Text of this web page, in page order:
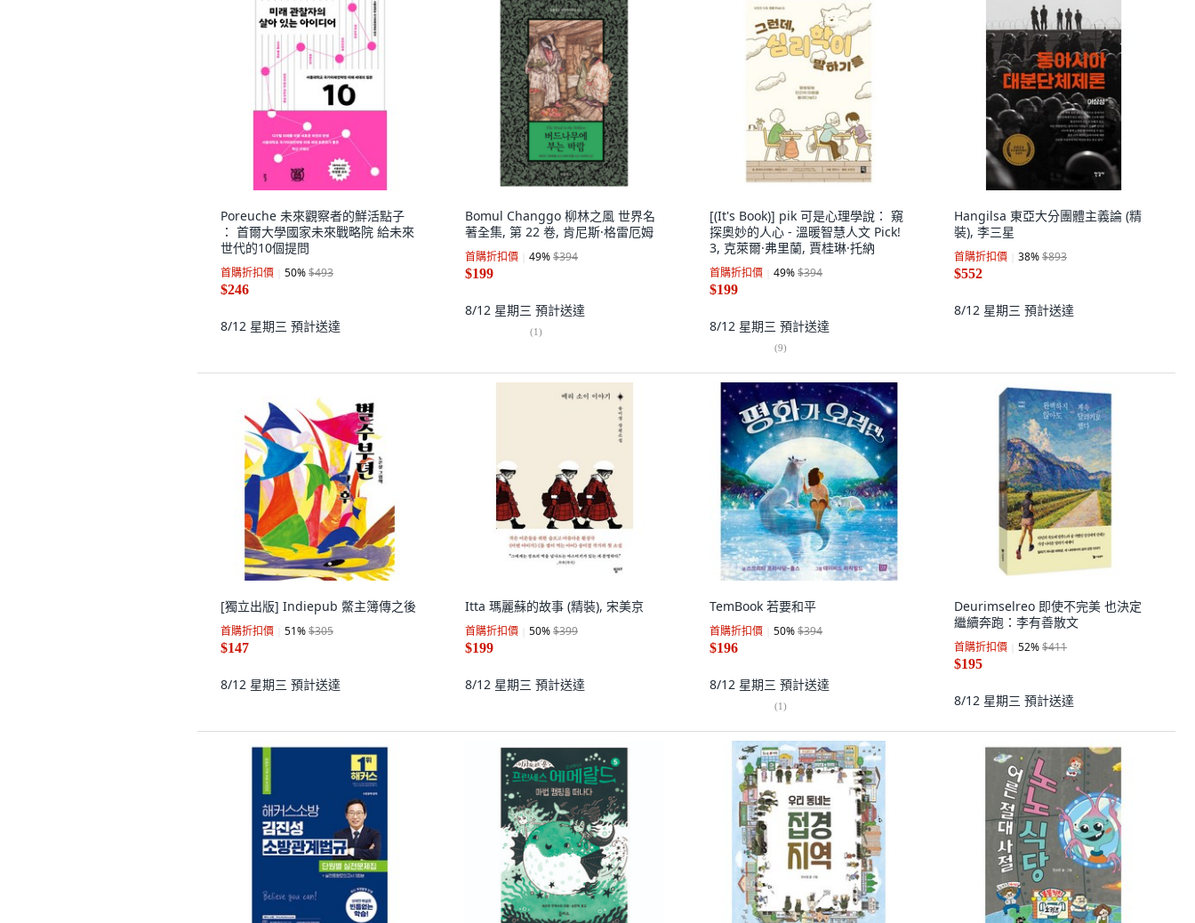
Poreuche 未來觀察者的鮮活點子
： 首爾大學國家未來戰略院 給未來
世代的10個提問
首購折扣價 50%$493
$246
8/12 星期三 預計送達
Bomul Changgo 柳林之風 世界名
著全集, 第 22 卷, 肯尼斯·格雷厄姆
首購折扣價 49%$394
$199
8/12 星期三 預計送達
(1)
[(It's Book)] pik 可是心理學說： 窺
探奧妙的人心 - 溫暖智慧人文 Pick!
3, 克萊爾·弗里蘭, 賈桂琳·托納
首購折扣價 49%$394
$199
8/12 星期三 預計送達
(9)
Hangilsa 東亞大分團體主義論 (精
裝), 李三星
首購折扣價 38%$893
$552
8/12 星期三 預計送達
[獨立出版] Indiepub 鱉主簿傳之後
首購折扣價 51%$305
$147
8/12 星期三 預計送達
Itta 瑪麗蘇的故事 (精裝), 宋美京
首購折扣價 50%$399
$199
8/12 星期三 預計送達
TemBook 若要和平
首購折扣價 50%$394
$196
8/12 星期三 預計送達
(1)
Deurimselreo 即使不完美 也決定
繼續奔跑：李有善散文
首購折扣價 52%$411
$195
8/12 星期三 預計送達